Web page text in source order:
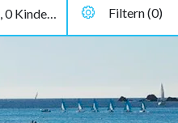
2 Erwachsene, 0 Kinder, 0 Hund Filtern (0)